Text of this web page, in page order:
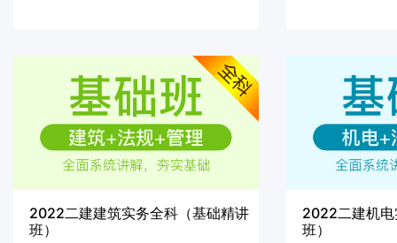
2022二建建筑实务全科（基础精讲
班）
2022二建机
班）